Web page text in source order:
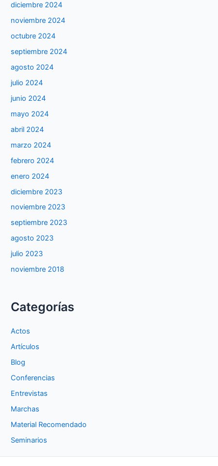
diciembre 2024
noviembre 2024
octubre 2024
septiembre 2024
agosto 2024
julio 2024
junio 2024
mayo 2024
abril 2024
marzo 2024
febrero 2024
enero 2024
diciembre 2023
noviembre 2023
septiembre 2023
agosto 2023
julio 2023
noviembre 2018
Categorías
Actos
Artículos
Blog
Conferencias
Entrevistas
Marchas
Material Recomendado
Seminarios